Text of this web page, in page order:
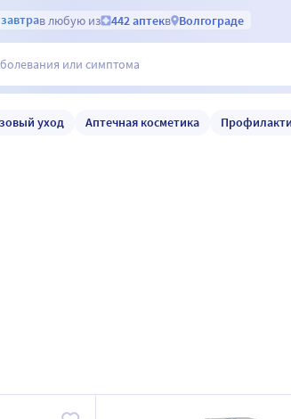
завтрав любую из 442 аптекв Волгограде
уход Аптечная косметика